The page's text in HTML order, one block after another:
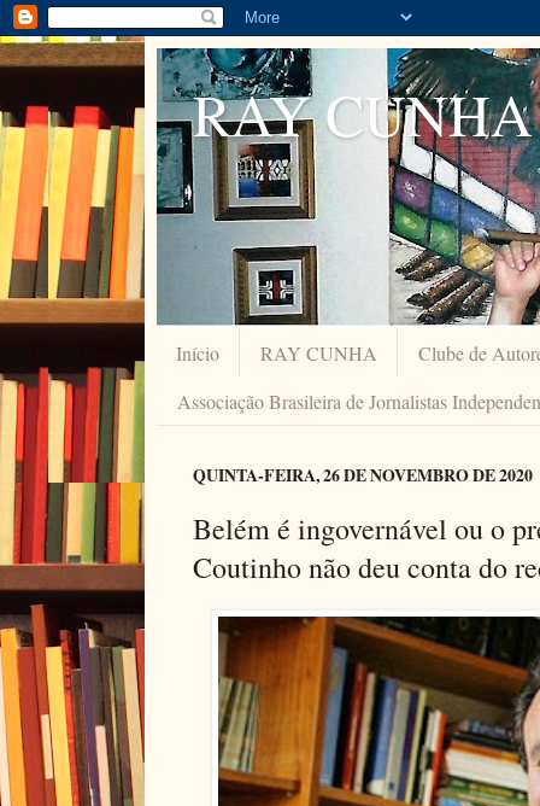
RAY CUNHA
Início RAY CUNHA
Clube de
Associação Brasileira de Jornalistas
QUINTA-FEIRA, 26 DE NOVEMBRO DE 2020
Belém é ingovernável ou o
Coutinho não deu conta do